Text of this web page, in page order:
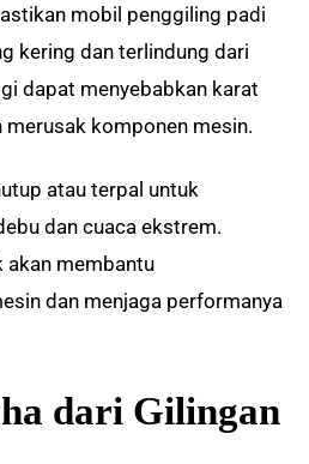
mobil penggiling padi
kering dan terlindung dari
dapat menyebabkan karat
komponen mesin.
atau terpal untuk
dan cuaca ekstrem.
akan membantu
dan menjaga performanya
dari Gilingan